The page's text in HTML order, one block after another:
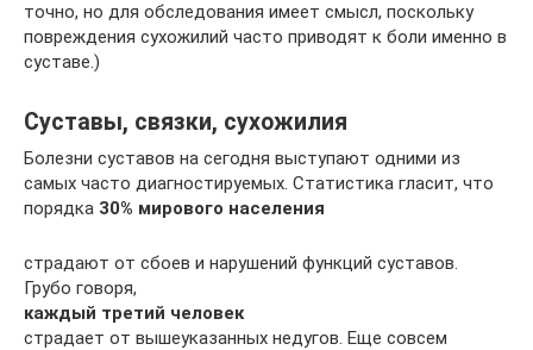
точно, но для обследования имеет смысл, поскольку
повреждения сухожилий часто приводят к боли именно в
суставе.)
Суставы, связки, сухожилия
Болезни суставов на сегодня выступают одними из
самых часто диагностируемых. Статистика гласит, что
порядка 30% мирового населения
страдают от сбоев и нарушений функций суставов.
Грубо говоря,
каждый третий человек
страдает от вышеуказанных недугов. Еще совсем